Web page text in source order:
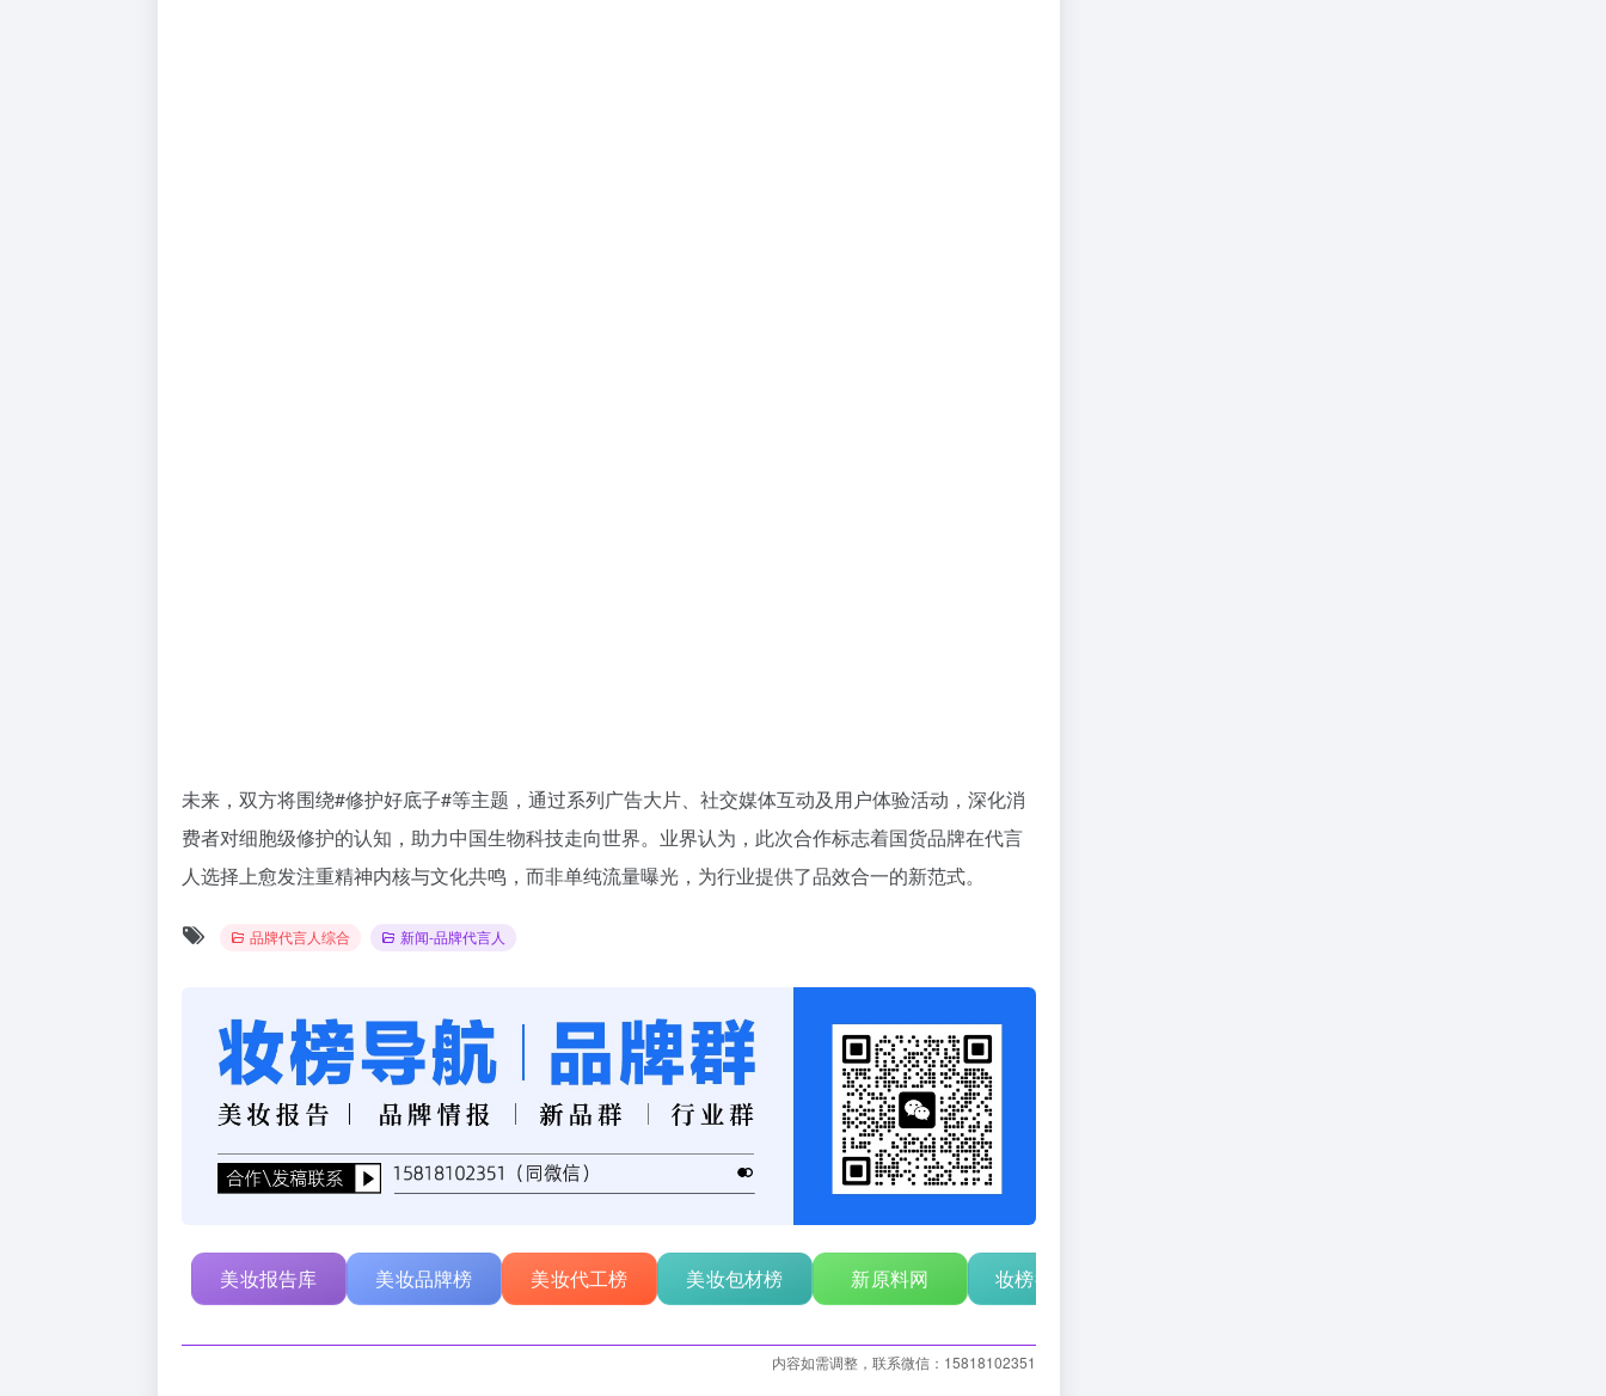
未来，双方将围绕#修护好底子#等主题，通过系列广告大片、社交媒体互动及用户体验活动，深化消
费者对细胞级修护的认知，助力中国生物科技走向世界。业界认为，此次合作标志着国货品牌在代言
人选择上愈发注重精神内核与文化共鸣，而非单纯流量曝光，为行业提供了品效合一的新范式。
品牌代言人综合 新闻-品牌代言人
美妆报告库 美妆品牌榜 美妆代工榜 美妆包材榜 新原料网 妆榜行业招聘
内容如需调整，联系微信：15818102351